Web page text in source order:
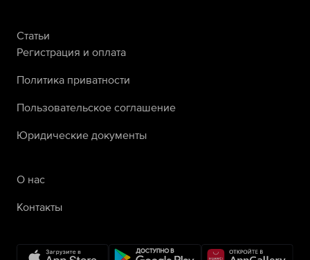
Статьи
Регистрация и оплата
Политика приватности
Пользовательское соглашение
Юридические документы
О нас
Контакты